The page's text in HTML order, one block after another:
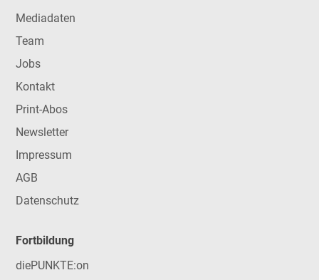
Mediadaten
Team
Jobs
Kontakt
Print-Abos
Newsletter
Impressum
AGB
Datenschutz
Fortbildung
diePUNKTE:on